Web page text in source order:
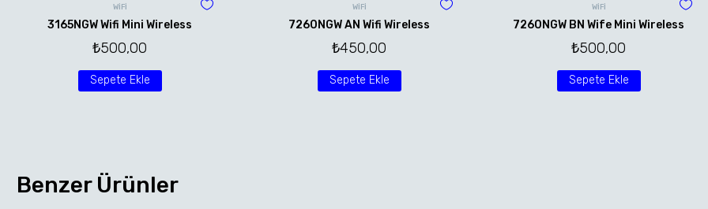
WİFİ
3165NGW Wifi Mini Wireless
₺500,00
Sepete Ekle
WİFİ
7260NGW AN Wifi Wireless
₺450,00
Sepete Ekle
WİFİ
7260NGW BN Wife Mini Wireless
₺500,00
Sepete Ekle
Benzer Ürünler